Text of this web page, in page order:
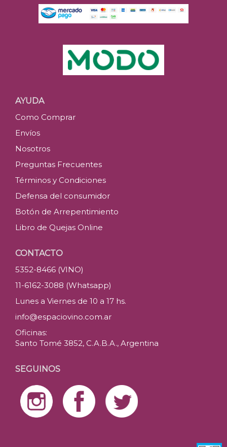
AYUDA
Como Comprar
Envíos
Nosotros
Preguntas Frecuentes
Términos y Condiciones
Defensa del consumidor
Botón de Arrepentimiento
Libro de Quejas Online
CONTACTO
5352-8466 (VINO)
11-6162-3088 (Whatsapp)
Lunes a Viernes de 10 a 17 hs.
info@espaciovino.com.ar
Oficinas:
Santo Tomé 3852, C.A.B.A., Argentina
SEGUINOS